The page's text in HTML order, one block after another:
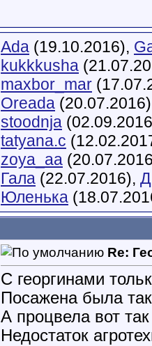
Ada (19.10.2016),
kukkkusha
maxbor_mar
Oreada
stoodnja
tatyana.c
zoya_aa
Гала (22.07.2016),
Юленька
Re:
С георгинами
Посажена была
А процвела вот так
Недостаток